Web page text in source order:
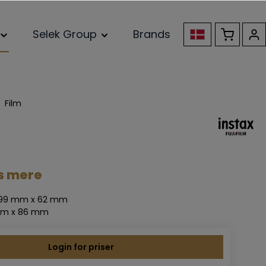
Selek Group Brands
Film
mere
mm x 62 mm
x 86 mm
Login for priser